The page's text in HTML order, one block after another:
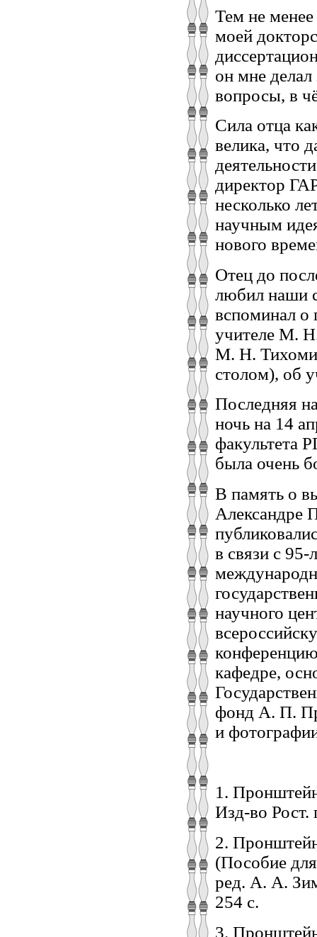
Тем не менее
моей
он мне
вопросы, в
Сила отца
велика, что
директор
несколько
научным
нового
Отец до
любил наши
вспоминал
учителе М.
М. Н.
столом), об
Последняя
ночь на 14
факультета
была очень
В память о
Александре
в связи с
научного
кафедре,
фонд А. П.
и
1.
Изд-во Рост.
2.
(Пособие
ред. А. А.
254 с.
3.